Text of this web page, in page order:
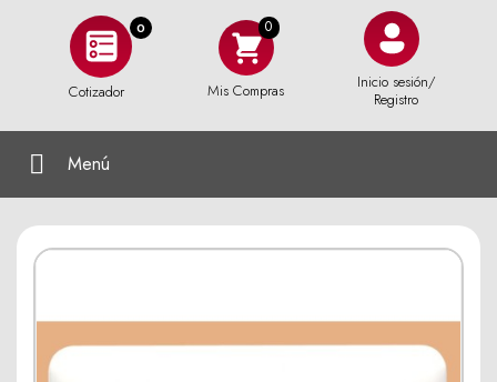
0
Cotizador Mis Compras
Inicio sesión/
Registro
Menú